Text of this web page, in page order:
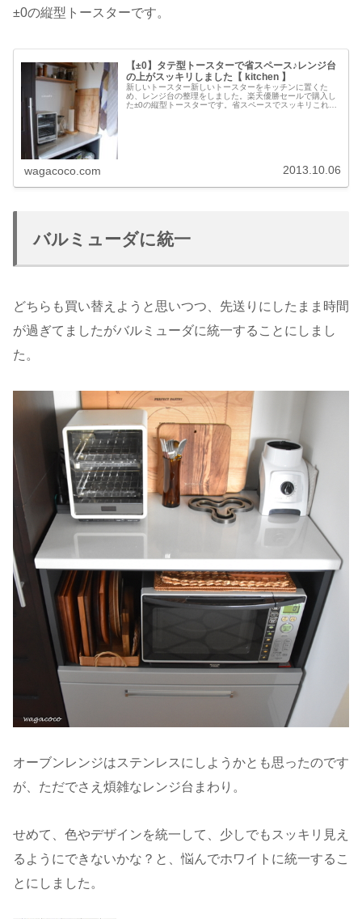
±0の縦型トースターです。
【±0】タテ型トースターで省スペース♪レンジ台
の上がスッキリしました【 kitchen 】
新しいトースター新しいトースターをキッチンに置くた
め、レンジ台の整理をしました。楽天優勝セールで購入し
た±0の縦型トースターです。省スペースでスッキリこれま
wagacoco.com 2013.10.06
バルミューダに統一
どちらも買い替えようと思いつつ、先送りにしたまま時間
が過ぎてましたがバルミューダに統一することにしまし
た。
オーブンレンジはステンレスにしようかとも思ったのです
が、ただでさえ煩雑なレンジ台まわり。
せめて、色やデザインを統一して、少しでもスッキリ見え
るようにできないかな？と、悩んでホワイトに統一するこ
とにしました。